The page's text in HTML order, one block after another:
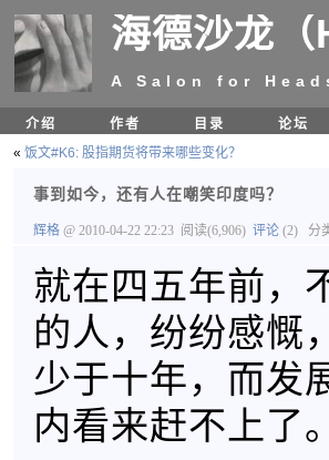
海德沙龙
A Salon for
介绍 作者 目录 论坛
« 饭文#K6: 股指期货将带来哪些变化？
事到如今，还有人在嘲笑印度吗？
辉格 @ 2010-04-22 22:23 阅读(6,906) 评论 (2) 分
就在四五年前，
的人，纷纷感慨
少于十年，而发
内看来赶不上了。